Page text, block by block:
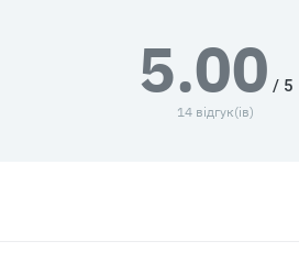
5.00 / 5
14 відгук(ів)